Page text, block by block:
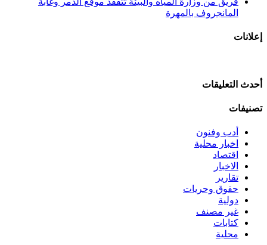
المانجروف بالمهرة
إعلانات
أحدث التعليقات
تصنيفات
أدب وفنون
اخبار محلية
اقتصاد
الاخبار
تقارير
حقوق وحريات
دولية
غير مصنف
كتابات
محلية